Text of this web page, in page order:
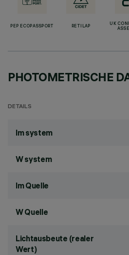
PEP ECOPASSPORT RETILAP
UK
PHOTOMETRISCHE
DETAILS
lm system
W system
lm Quelle
W Quelle
Lichtausbeute (realer
Wert)